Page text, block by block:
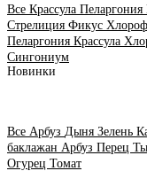
Все Крассула Пеларгония
Стрелиция Фикус
Пеларгония Крассула
Сингониум
Новинки
Все Арбуз Дыня Зелень
баклажан Арбуз Перец
Огурец Томат